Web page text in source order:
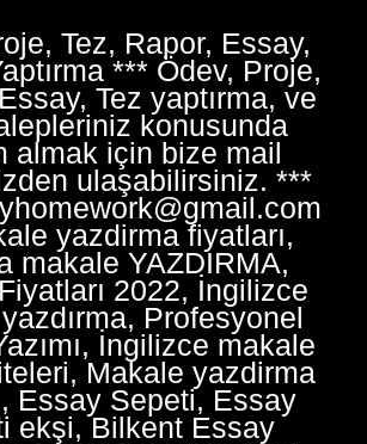
Tez, Rapor, Essay,
*** Ödev, Proje,
Tez yaptırma, ve
konusunda
almak için bize mail
ulaşabilirsiniz. ***
yazdirma fiyatları,
makale YAZDIRMA,
2022, İngilizce
Profesyonel
İngilizce makale
Makale yazdirma
Essay Sepeti, Essay
ekşi, Bilkent Essay